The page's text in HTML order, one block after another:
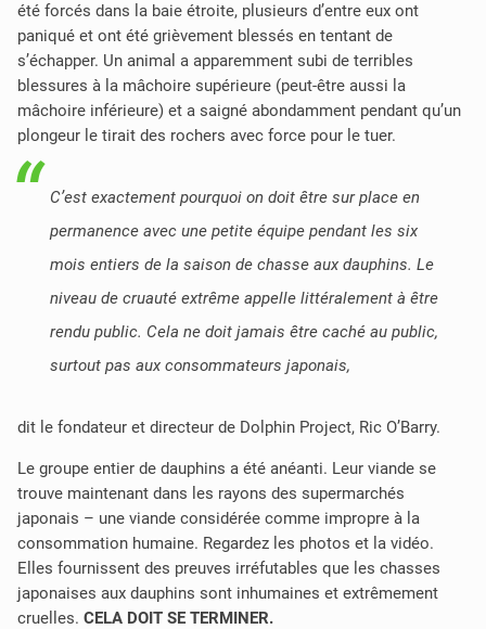
été forcés dans la baie étroite, plusieurs d’entre eux ont
paniqué et ont été grièvement blessés en tentant de
s’échapper. Un animal a apparemment subi de terribles
blessures à la mâchoire supérieure (peut-être aussi la
mâchoire inférieure) et a saigné abondamment pendant qu’un
plongeur le tirait des rochers avec force pour le tuer.
C’est exactement pourquoi on doit être sur place en
permanence avec une petite équipe pendant les six
mois entiers de la saison de chasse aux dauphins. Le
niveau de cruauté extrême appelle littéralement à être
rendu public. Cela ne doit jamais être caché au public,
surtout pas aux consommateurs japonais,
dit le fondateur et directeur de Dolphin Project, Ric O’Barry.
Le groupe entier de dauphins a été anéanti. Leur viande se
trouve maintenant dans les rayons des supermarchés
japonais – une viande considérée comme impropre à la
consommation humaine. Regardez les photos et la vidéo.
Elles fournissent des preuves irréfutables que les chasses
japonaises aux dauphins sont inhumaines et extrêmement
cruelles.CELA DOIT SE TERMINER.